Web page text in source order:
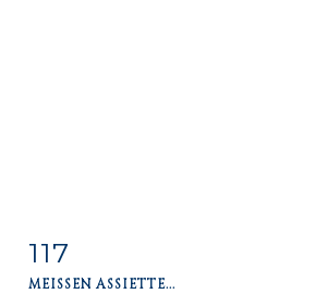
Item detail
117
MEISSEN ASSIETTE...